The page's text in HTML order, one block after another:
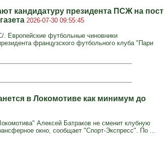
кандидатуру президента ПСЖ на пост
2026-07-30 09:55:45
футбольные чиновники
французского футбольного клуба "Пари
в Локомотиве как минимум до
Алексей Батраков не сменит клубную
окно, сообщает "Спорт-Экспресс". По ...